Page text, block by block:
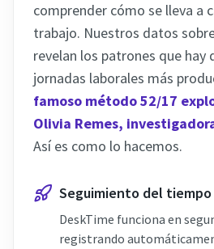
comprender cómo se lleva a
trabajo. Nuestros datos
revelan los patrones que hay
jornadas laborales más
famoso método 52/17
Olivia Remes,
Así es como lo hacemos.
Seguimiento del
DeskTime funciona en
registrando